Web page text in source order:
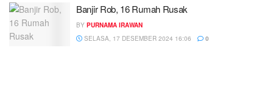
Banjir Rob, 16 Rumah Rusak
BY PURNAMA IRAWAN
SELASA, 17 DESEMBER 2024 16:06
0